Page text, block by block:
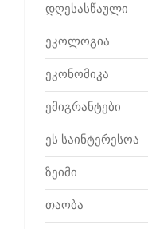
დღესასწაული
ეკოლოგია
ეკონომიკა
ემიგრანტები
ეს საინტერესოა
ზეიმი
თაობა